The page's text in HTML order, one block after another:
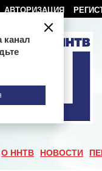
АВТОРИЗАЦИЯ
О ННТВ НОВОСТИ
канал